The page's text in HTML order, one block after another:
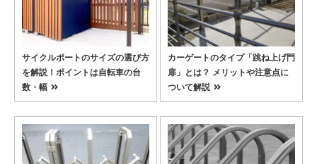
サイクルポートのサイズの選び方
を解説！ポイントは自転車の台
数・幅
カーゲートのタイプ「跳ね上げ門
扉」とは？ メリットや注意点に
ついて解説